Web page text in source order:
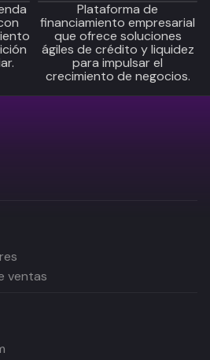
Plataforma de
financiamiento empresarial
que ofrece soluciones
ágiles de crédito y liquidez
para impulsar el
crecimiento de negocios.
ventas